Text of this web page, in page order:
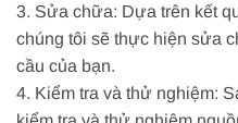
3. Sửa chữa: Dựa trên kết
chúng tôi sẽ thực hiện sửa
cầu của bạn.
4. Kiểm tra và thử nghiệm: